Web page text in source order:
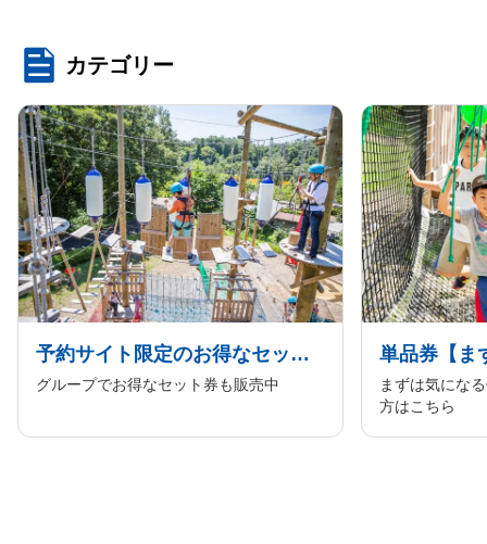
カテゴリー
予約サイト限定のお得なセット券
グループでお得なセット券も販売中
まずは気にな
方はこちら